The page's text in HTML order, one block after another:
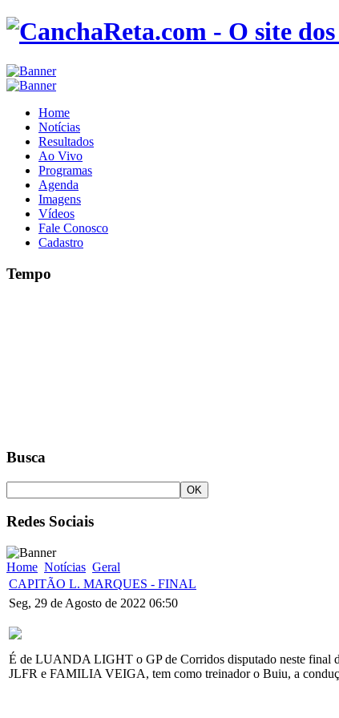
Home
Notícias
Resultados
Ao Vivo
Programas
Agenda
Imagens
Vídeos
Fale Conosco
Cadastro
Tempo
Busca
Redes Sociais
Home Notícias Geral
CAPITÃO L. MARQUES - FINAL
Seg, 29 de Agosto de 2022 06:50
É de LUANDA LIGHT o GP de Corridos disputado neste final
JLFR e FAMILIA VEIGA, tem como treinador o Buiu, a